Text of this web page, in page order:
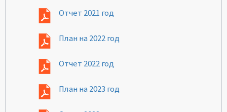
Отчет 2021 год
План на 2022 год
Отчет 2022 год
План на 2023 год